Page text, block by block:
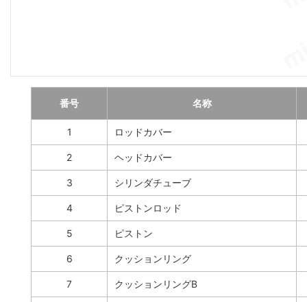
番号 名称
1 ロッドカバー
2 ヘッドカバー
3 シリンダチューブ
4 ピストンロッド
5 ピストン
6 クッションリング
7 クッションリングB